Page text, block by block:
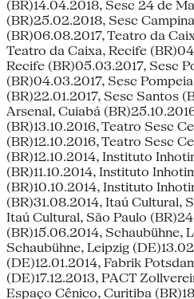
(BR)14.04.2018, Sesc 24 de
(BR)25.02.2018, Sesc
(BR)06.08.2017, Teatro da
Teatro da Caixa, Recife
Recife (BR)05.03.2017, Sesc
(BR)04.03.2017, Sesc
(BR)22.01.2017, Sesc Santos
Arsenal, Cuiabá
(BR)13.10.2016, Teatro Sesc
(BR)12.10.2016, Teatro Sesc
(BR)12.10.2014, Instituto
(BR)11.10.2014, Instituto
(BR)10.10.2014, Instituto
(BR)31.08.2014, Itaú Cultural,
Itaú Cultural, São Paulo
(BR)15.06.2014, Schaubühne,
Schaubühne, Leipzig
(DE)12.01.2014, Fabrik
(DE)17.12.2013, PACT
Espaço Cênico, Curitiba